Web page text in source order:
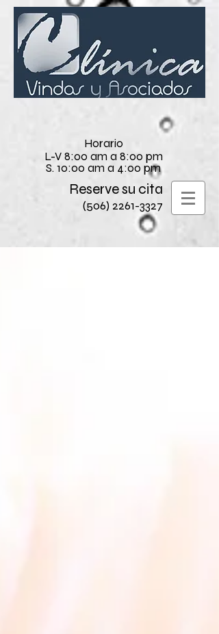
Reserve su cita
(506) 2261-3327
Horario
L-V 8:00 am a 8:00 pm
S. 10:00 am a 4:00 pm